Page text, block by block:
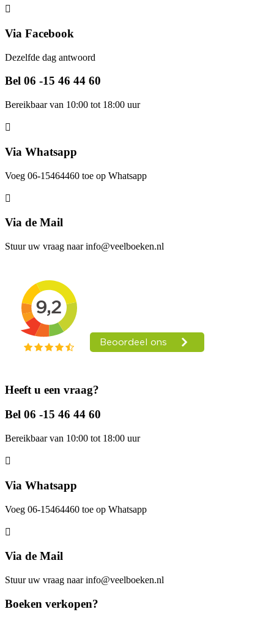
Via Facebook
Dezelfde dag antwoord
Bel 06 -15 46 44 60
Bereikbaar van 10:00 tot 18:00 uur
Via Whatsapp
Voeg 06-15464460 toe op Whatsapp
Via de Mail
Stuur uw vraag naar info@veelboeken.nl
Heeft u een vraag?
Bel 06 -15 46 44 60
Bereikbaar van 10:00 tot 18:00 uur
Via Whatsapp
Voeg 06-15464460 toe op Whatsapp
Via de Mail
Stuur uw vraag naar info@veelboeken.nl
Boeken verkopen?